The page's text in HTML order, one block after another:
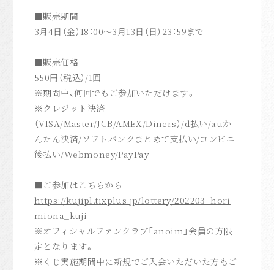
Movie
Archive
Login
■販売期間
3月4日（金） 18 ：00～3 月13日（日） 23 ：59まで
■販売価格
550円（税込） /1回
※期間中、何回でもご参加いただけます。
※クレジット決済
（VISA/Master/JCB/AMEX/Diners） /d払い/auか
んたん決済/ ソフトバンクまとめて支払い/コンビニ
後払い/Webmoney/PayPay
■ご参加はこちらから
https://kujipl.tixplus.jp/lottery/202203_hori
miona_kuji
※オフィシャルファンクラブ「anoim 」会員の方限
定となります。
※くじ実施期間中に新規でご入会いただいた方もご